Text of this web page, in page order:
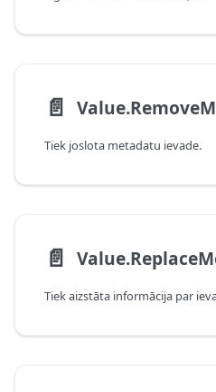
📄️
Tiek joslota metadatu ievade.
📄️
Tiek aizstāta informācija par